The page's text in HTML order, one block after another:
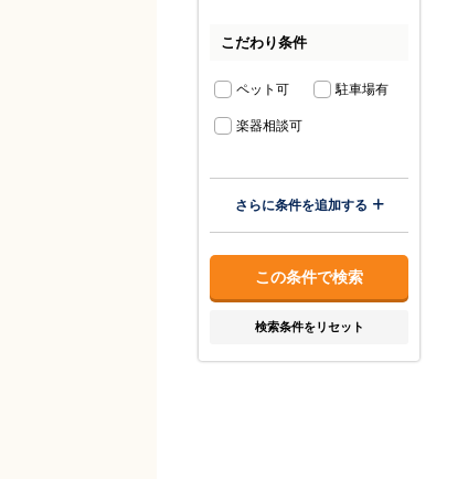
こだわり条件
ペット可 駐車場有
楽器相談可
さらに条件を追加する
検索条件をリセット